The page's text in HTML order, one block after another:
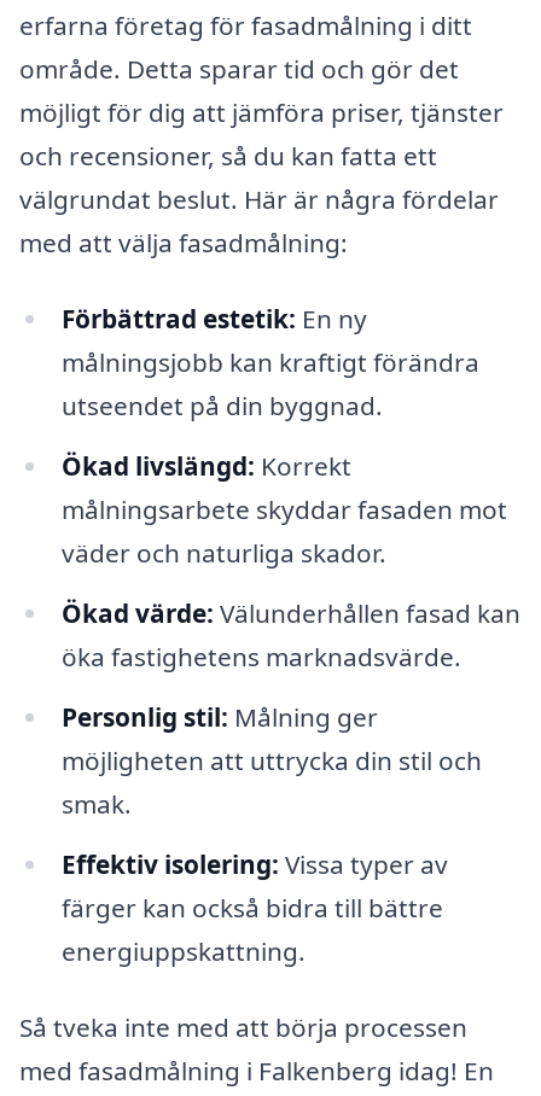
erfarna företag för fasadmålning i ditt
område. Detta sparar tid och gör det
möjligt för dig att jämföra priser, tjänster
och recensioner, så du kan fatta ett
välgrundat beslut. Här är några fördelar
med att välja fasadmålning:
Förbättrad estetik: En ny
målningsjobb kan kraftigt förändra
utseendet på din byggnad.
Ökad livslängd: Korrekt
målningsarbete skyddar fasaden mot
väder och naturliga skador.
Ökad värde: Välunderhållen fasad kan
öka fastighetens marknadsvärde.
Personlig stil: Målning ger
möjligheten att uttrycka din stil och
smak.
Effektiv isolering: Vissa typer av
färger kan också bidra till bättre
energiuppskattning.
Så tveka inte med att börja processen
med fasadmålning i Falkenberg idag! En